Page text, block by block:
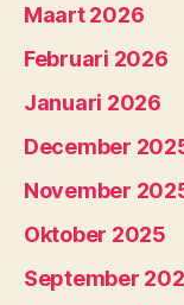
Maart 2026
Februari 2026
Januari 2026
December
November
Oktober 2025
September